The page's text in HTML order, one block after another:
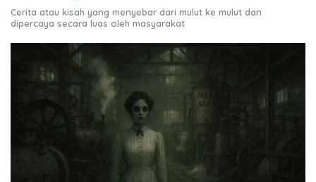
Cerita atau kisah yang menyebar dari mulut ke mulut dan
dipercaya secara luas oleh masyarakat